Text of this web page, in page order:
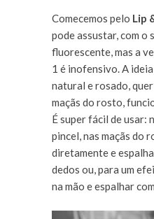
Comecemos pelo Lip
pode assustar, com o
fluorescente, mas a
1 é inofensivo. A
natural e rosado,
maçãs do rosto,
É super fácil de usar:
pincel, nas maçãs do
diretamente e
dedos ou, para um
na mão e espalhar